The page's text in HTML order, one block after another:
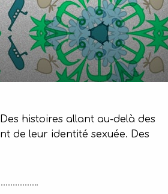
histoires allant au-delà des
de leur identité sexuée. Des